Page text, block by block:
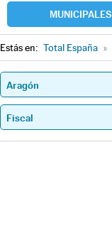
MUNICIPALES
Estás en: Total España »